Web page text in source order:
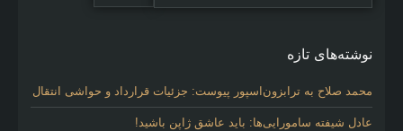
نوشته‌های تازه
محمد صلاح به ترابزون‌اسپور پیوست: جزئیات قرارداد و حواشی انتقال
عادل شیفته سامورایی‌ها: باید عاشق ژاپن باشید!